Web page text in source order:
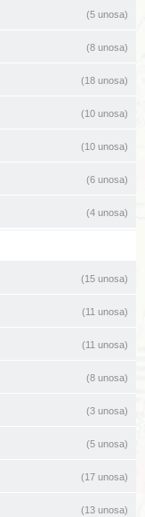
(5 unosa)
(8 unosa)
(18 unosa)
(10 unosa)
(10 unosa)
(6 unosa)
(4 unosa)
(15 unosa)
(11 unosa)
(11 unosa)
(8 unosa)
(3 unosa)
(5 unosa)
(17 unosa)
(13 unosa)